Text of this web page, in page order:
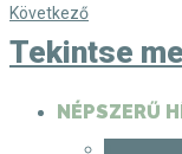
Következő
Tekintse
NÉPSZERŰ